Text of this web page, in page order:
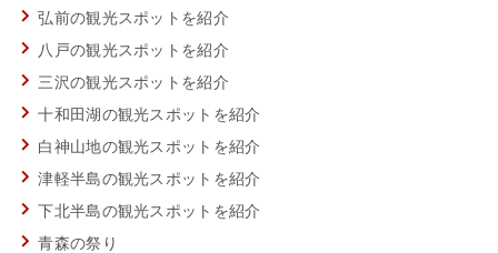
弘前の観光スポットを紹介
八戸の観光スポットを紹介
三沢の観光スポットを紹介
十和田湖の観光スポットを紹介
白神山地の観光スポットを紹介
津軽半島の観光スポットを紹介
下北半島の観光スポットを紹介
青森の祭り